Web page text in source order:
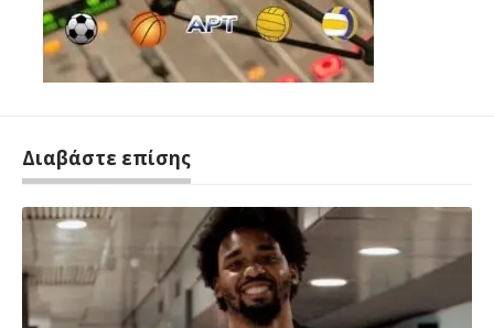
Διαβάστε επίσης